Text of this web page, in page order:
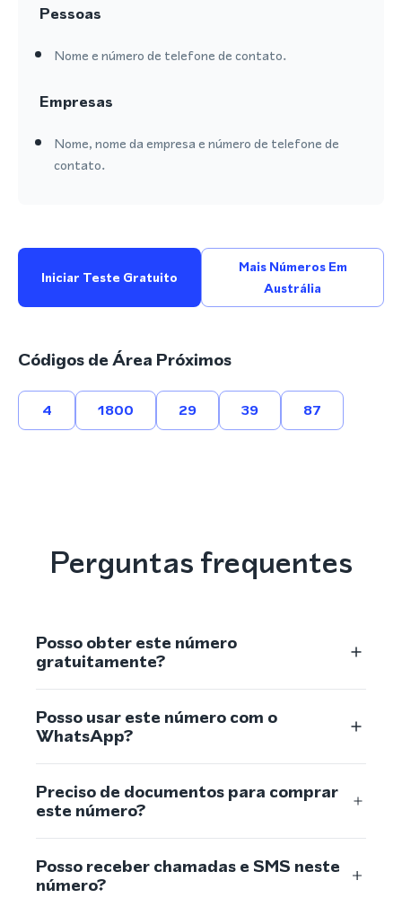
Pessoas
Nome e número de telefone de contato.
Empresas
Nome, nome da empresa e número de telefone de
contato.
Iniciar Teste Gratuito
Mais Números Em
Austrália
Códigos de Área Próximos
4 1800 29 39 87
Perguntas frequentes
Posso obter este número
gratuitamente?
Posso usar este número com o
WhatsApp?
Preciso de documentos para comprar
este número?
Posso receber chamadas e SMS neste
número?